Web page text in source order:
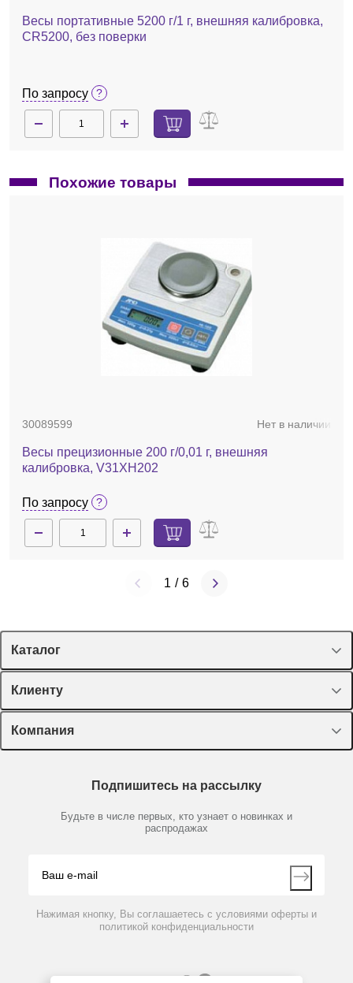
Весы портативные 5200 г/1 г, внешняя калибровка,
CR5200, без поверки
По запросу
Похожие товары
30089599 Нет в наличии
Весы прецизионные 200 г/0,01 г, внешняя
калибровка, V31XH202
По запросу
1 / 6
Каталог
Спецпредложения
Оборудование, приборы
Пластик, стекло, принадлежности
Химические реактивы, препараты, наборы
Производители
Клиенту
Лекторий Диаэм
Доставка и оплата
Мобильное приложение
Компания
Партнеры
Контакты
Подпишитесь на рассылку
Будьте в числе первых, кто узнает о новинках и
распродажах
Нажимая кнопку, Вы соглашаетесь с условиями оферты и
политикой конфиденциальности